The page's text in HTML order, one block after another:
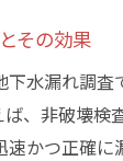
その効果
下水漏れ調
ば、非破壊検
速かつ正確に